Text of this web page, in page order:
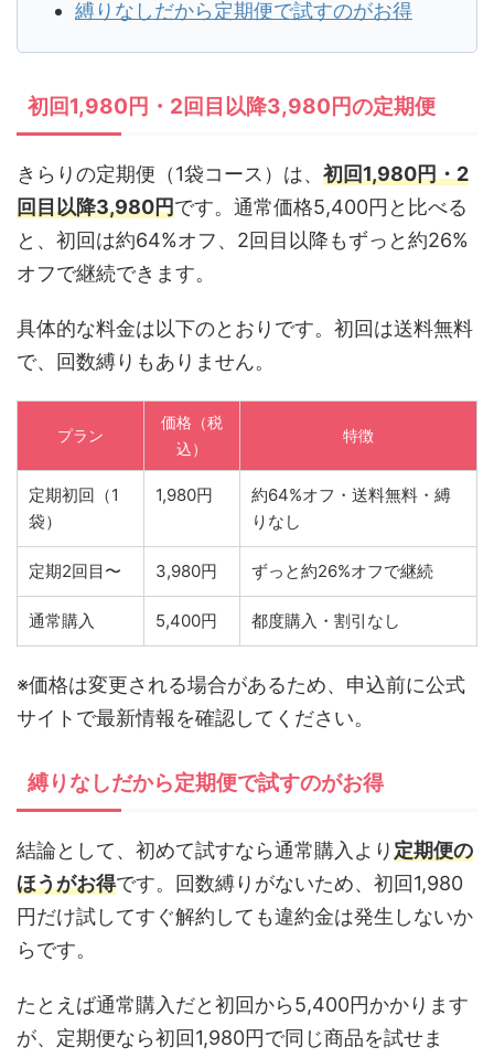
縛りなしだから定期便で試すのがお得
初回1,980円・2回目以降3,980円の定期便
きらりの定期便（1袋コース）は、 初回1,980円・2
回目以降3,980円です。通常価格5,400円と比べる
と、初回は約64%オフ、2回目以降もずっと約26%
オフで継続できます。
具体的な料金は以下のとおりです。初回は送料無料
で、回数縛りもありません。
プラン
価格（税
込）
特徴
定期初回（1
袋）
1,980円
約64%オフ・送料無料・縛
りなし
定期2回目〜 3,980円 ずっと約26%オフで継続
通常購入 5,400円 都度購入・割引なし
※価格は変更される場合があるため、申込前に公式
サイトで最新情報を確認してください。
縛りなしだから定期便で試すのがお得
結論として、初めて試すなら通常購入より定期便の
ほうがお得です。回数縛りがないため、初回1,980
円だけ試してすぐ解約しても違約金は発生しないか
らです。
たとえば通常購入だと初回から5,400円かかります
が、定期便なら初回1,980円で同じ商品を試せま